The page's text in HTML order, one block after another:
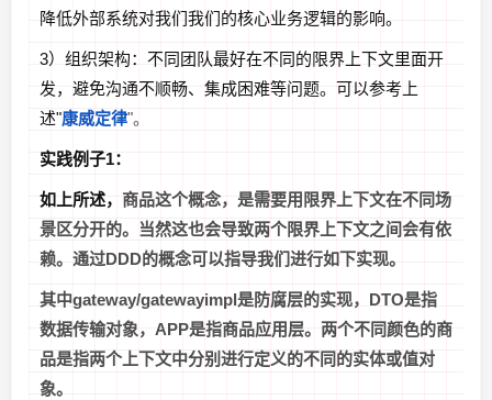
降低外部系统对我们我们的核心业务逻辑的影响。
3）组织架构：不同团队最好在不同的限界上下文里面开
发，避免沟通不顺畅、集成困难等问题。可以参考上
述"康威定律"。
实践例子1：
如上所述， 商品这个概念，是需要用限界上下文在不同场
景区分开的。当然这也会导致两个限界上下文之间会有依
赖。通过DDD的概念可以指导我们进行如下实现。
其中gateway/gatewayimpl是防腐层的实现，DTO是指
数据传输对象，APP是指商品应用层。两个不同颜色的商
品是指两个上下文中分别进行定义的不同的实体或值对
象。